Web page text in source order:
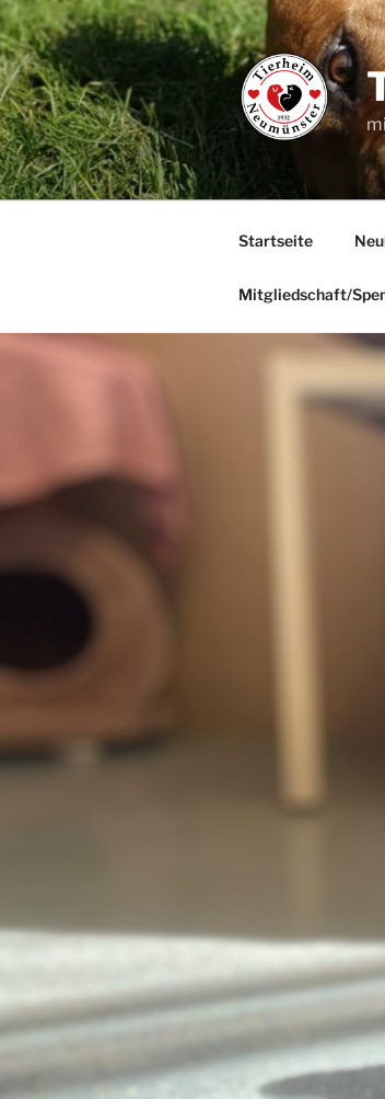
Zum
Inhalt
springen
Startseite
Mitgliedschaft/